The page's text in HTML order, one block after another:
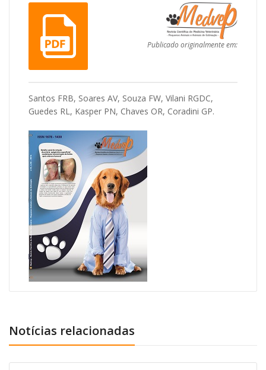
Santos FRB, Soares AV, Souza FW, Vilani RGDC,
Guedes RL, Kasper PN, Chaves OR, Coradini GP.
Publicado originalmente em:
Notícias relacionadas